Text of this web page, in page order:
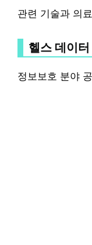
관련 기술과 의
헬스 데이
정보보호 분야